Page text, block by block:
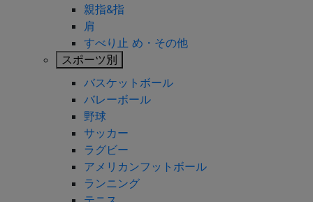
親指&指
肩
すべり止 め・その他
スポーツ別
バスケットボール
バレーボール
野球
サッカー
ラグビー
アメリカンフットボール
ランニング